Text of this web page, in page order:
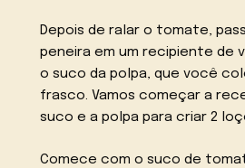
Depois de ralar o tomate,
peneira em um recipiente de
o suco da polpa, que você
frasco. Vamos começar a
suco e a polpa para criar 2
Comece com o suco de